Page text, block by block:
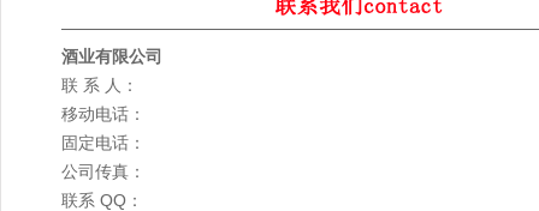
酒业有限公司
联 系 人：
移动电话：
固定电话：
公司传真：
联系 QQ：